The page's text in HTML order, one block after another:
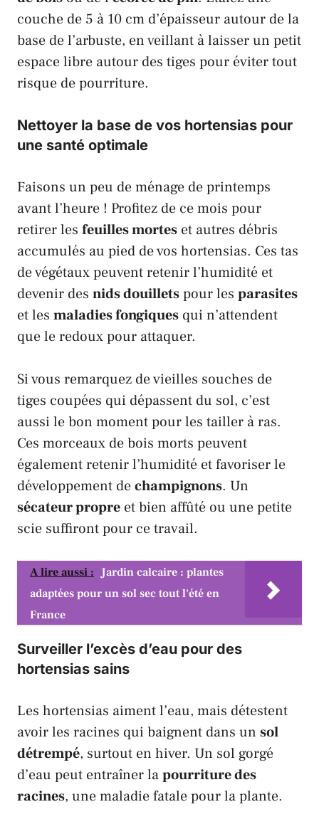
couche de 5 à 10 cm d’épaisseur autour de la
base de l’arbuste, en veillant à laisser un petit
espace libre autour des tiges pour éviter tout
risque de pourriture.
Nettoyer la base de vos hortensias pour
une santé optimale
Faisons un peu de ménage de printemps
avant l’heure ! Profitez de ce mois pour
retirer les feuilles mortes et autres débris
accumulés au pied de vos hortensias. Ces tas
de végétaux peuvent retenir l’humidité et
devenir des nids douilletspour les parasites
et les maladies fongiques qui n’attendent
que le redoux pour attaquer.
Si vous remarquez de vieilles souches de
tiges coupées qui dépassent du sol, c’est
aussi le bon moment pour les tailler à ras.
Ces morceaux de bois morts peuvent
également retenir l’humidité et favoriser le
développement dechampignons. Un
sécateur propre et bien affûté ou une petite
scie suffiront pour ce travail.
A lire aussi : Jardin calcaire : plantes
adaptées pour un sol sec tout l'été en
France
Surveiller l’excès d’eau pour des
hortensias sains
Les hortensias aiment l’eau, mais détestent
avoir les racines qui baignent dans un sol
détrempé, surtout en hiver. Un sol gorgé
d’eau peut entraîner lapourriture des
racines, une maladie fatale pour la plante.